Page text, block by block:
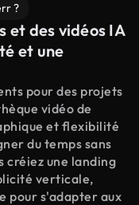
?
et des vidéos IA
et une
pour des projets
vidéo de
et flexibilité
du temps sans
créiez une landing
verticale,
pour s'adapter aux